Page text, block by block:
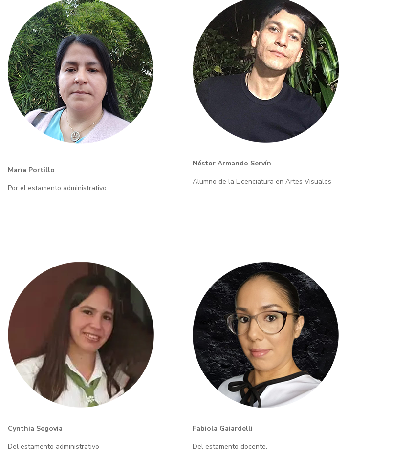
María Portillo
Por el estamento administrativo
Néstor Armando Servín
Alumno de la Licenciatura en Artes Visuales
Cynthia Segovia
Del estamento administrativo
Fabiola Gaiardelli
Del estamento docente.